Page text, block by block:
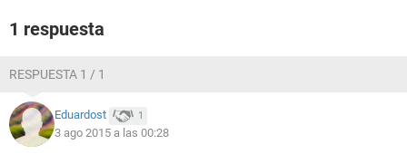
1 respuesta
RESPUESTA 1 / 1
Eduardost 1
3 ago 2015 a las 00:28